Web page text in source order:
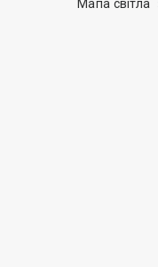
Мапа світла